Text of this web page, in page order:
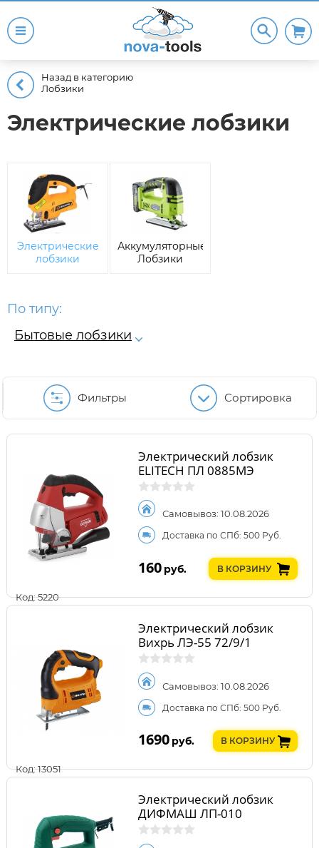
Назад в категорию
Лобзики
Электрические лобзики
Электрические
лобзики
Аккумуляторные
Лобзики
По типу:
Бытовые лобзики
Фильтры Сортировка
Код: 5220
Электрический лобзик
ELITECH ПЛ 0885МЭ
Самовывоз: 10.08.2026
Доставка по СПб: 500 Руб.
160 руб. В КОРЗИНУ
Код: 13051
Электрический лобзик
Вихрь ЛЭ-55 72/9/1
Самовывоз: 10.08.2026
Доставка по СПб: 500 Руб.
1690 руб. В КОРЗИНУ
Электрический лобзик
ДИФМАШ ЛП-010